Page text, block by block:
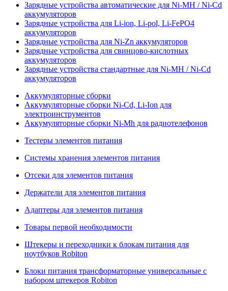
Зарядные устройства автоматические для Ni-MH / Ni-Cd
аккумуляторов
Зарядные устройства для Li-ion, Li-pol, Li-FePO4
аккумуляторов
Зарядные устройства для Ni-Zn аккумуляторов
Зарядные устройства для свинцово-кислотных
аккумуляторов
Зарядные устройства стандартные для Ni-MH / Ni-Cd
аккумуляторов
Аккумуляторные сборки
Аккумуляторные сборки Ni-Cd, Li-Ion для
электроинструментов
Аккумуляторные сборки Ni-Mh для радиотелефонов
Тестеры элементов питания
Системы хранения элементов питания
Отсеки для элементов питания
Держатели для элементов питания
Адаптеры для элементов питания
Товары первой необходимости
Штекеры и переходники к блокам питания для
ноутбуков Robiton
Блоки питания трансформаторные универсальные с
набором штекеров Robiton